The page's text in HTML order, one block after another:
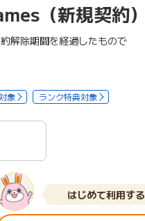
（新規契約
解除期間を経過したもので
象 ランク特典対象
はじめて利用す